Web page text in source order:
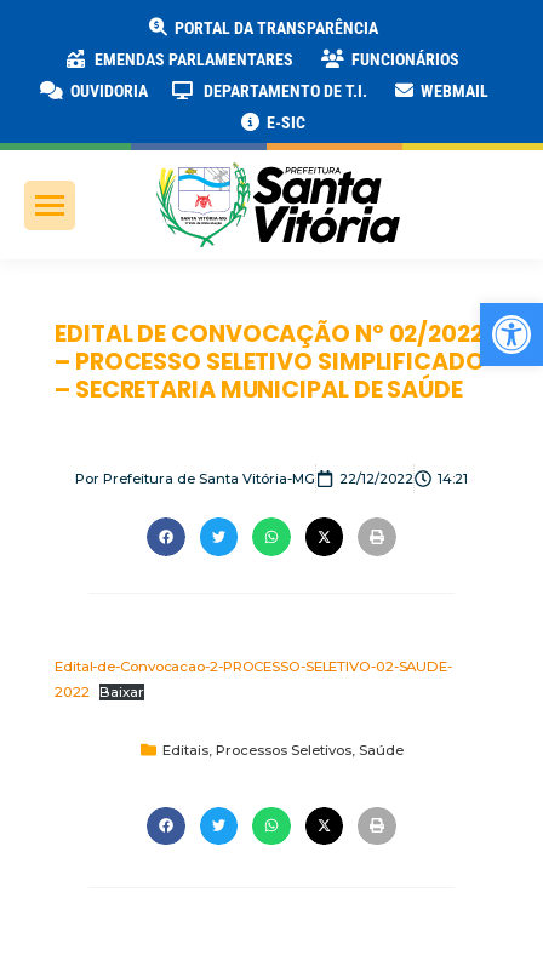
PORTAL DA TRANSPARÊNCIA
EMENDAS PARLAMENTARES
FUNCIONÁRIOS
OUVIDORIA
DEPARTAMENTO DE T.I.
WEBMAIL
E-SIC
EDITAL DE CONVOCAÇÃO Nº 02/2022
– PROCESSO SELETIVO SIMPLIFICADO
– SECRETARIA MUNICIPAL DE SAÚDE
Por Prefeitura de Santa Vitória-MG 22/12/2022 14:21
Edital-de-Convocacao-2-PROCESSO-SELETIVO-02-SAUDE-
2022
Baixar
Editais, Processos Seletivos, Saúde